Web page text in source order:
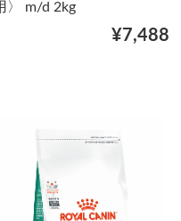
〉 m/d 2kg
¥7,488